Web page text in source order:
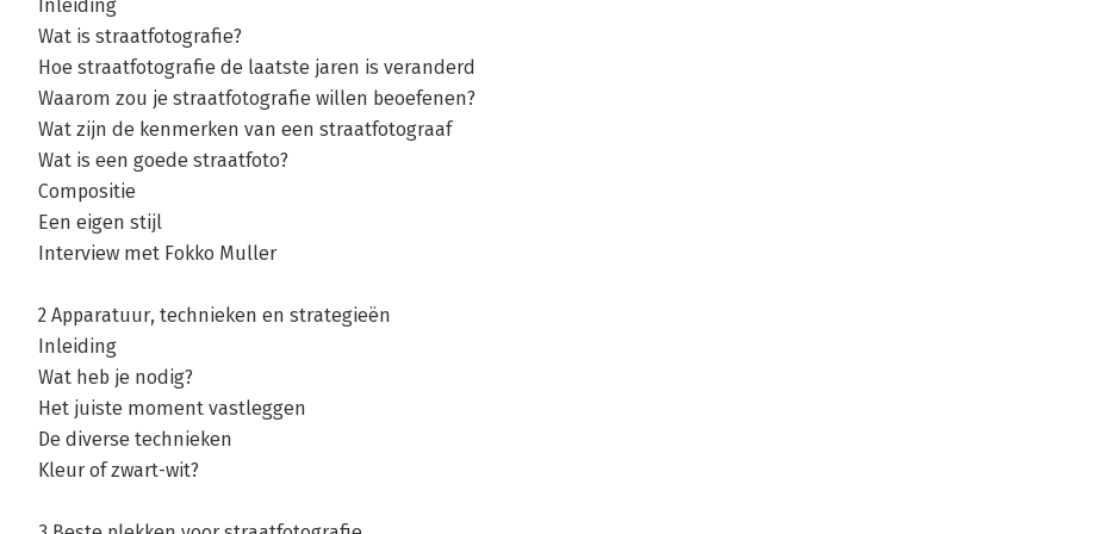
Andere boeken door Marcel van der Looij
Bekijk alle boeken
Inleiding
Wat is straatfotografie?
Hoe straatfotografie de laatste jaren is veranderd
Waarom zou je straatfotografie willen beoefenen?
Wat zijn de kenmerken van een straatfotograaf
Wat is een goede straatfoto?
Compositie
Een eigen stijl
Interview met Fokko Muller
2 Apparatuur, technieken en strategieën
Inleiding
Wat heb je nodig?
Het juiste moment vastleggen
De diverse technieken
Kleur of zwart-wit?